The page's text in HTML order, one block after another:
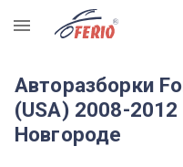
R
Авторазборки
(USA) 2008-
Новгороде